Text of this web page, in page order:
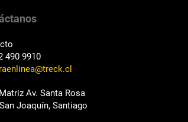
490 9910
Av. Santa Rosa
Joaquín, Santiago